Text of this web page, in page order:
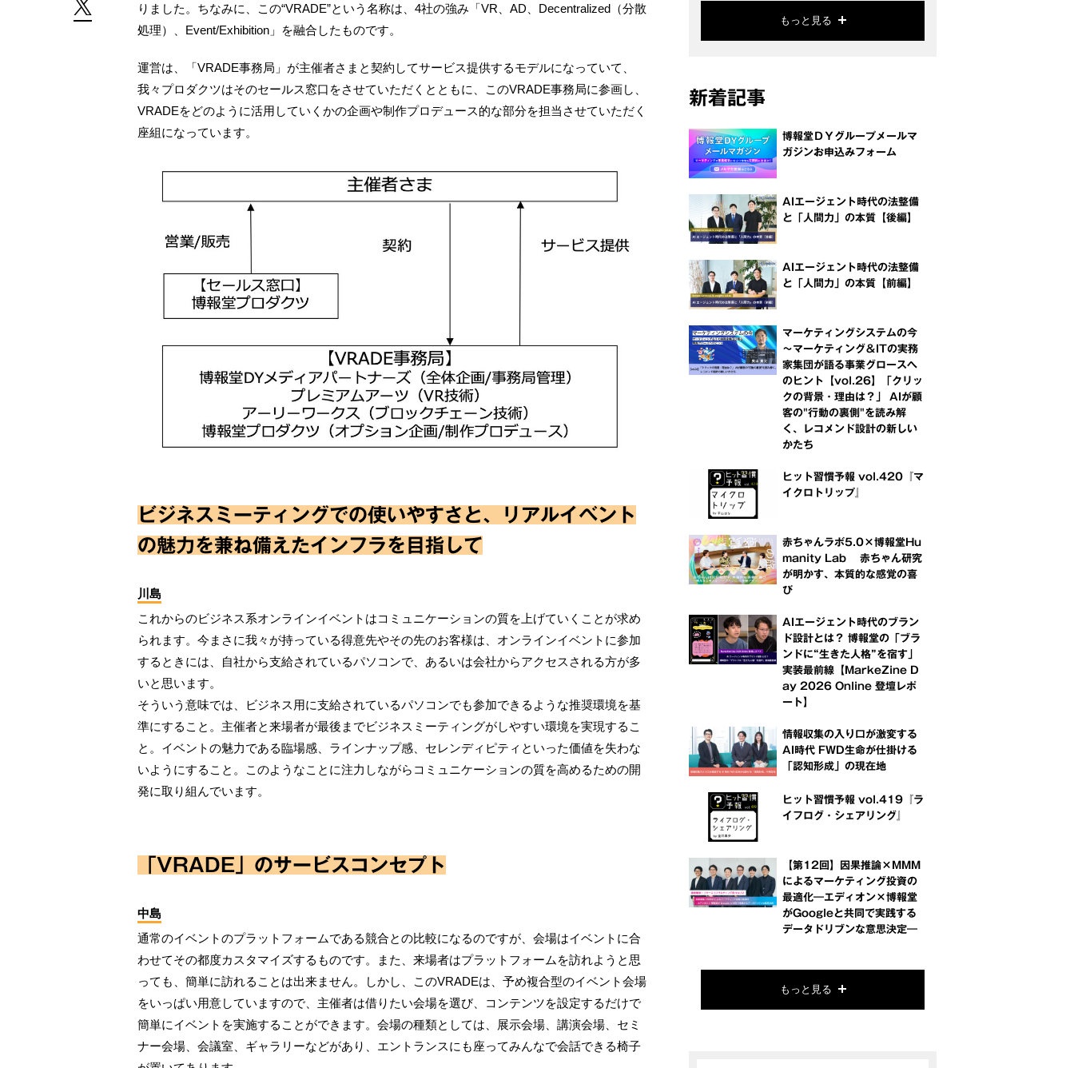
りました。ちなみに、この“VRADE”という名称は、4社の強み「VR、AD、Decentralized（分散
処理）、Event/Exhibition」を融合したものです。
運営は、「VRADE事務局」が主催者さまと契約してサービス提供するモデルになっていて、
我々プロダクツはそのセールス窓口をさせていただくとともに、このVRADE事務局に参画し、
VRADEをどのように活用していくかの企画や制作プロデュース的な部分を担当させていただく
座組になっています。
ビジネスミーティングでの使いやすさと、リアルイベント
の魅力を兼ね備えたインフラを目指して
川島
これからのビジネス系オンラインイベントはコミュニケーションの質を上げていくことが求め
られます。今まさに我々が持っている得意先やその先のお客様は、オンラインイベントに参加
するときには、自社から支給されているパソコンで、あるいは会社からアクセスされる方が多
いと思います。
そういう意味では、ビジネス用に支給されているパソコンでも参加できるような推奨環境を基
準にすること。主催者と来場者が最後までビジネスミーティングがしやすい環境を実現するこ
と。イベントの魅力である臨場感、ラインナップ感、セレンディピティといった価値を失わな
いようにすること。このようなことに注力しながらコミュニケーションの質を高めるための開
発に取り組んでいます。
「VRADE」のサービスコンセプト
中島
通常のイベントのプラットフォームである競合との比較になるのですが、会場はイベントに合
わせてその都度カスタマイズするものです。また、来場者はプラットフォームを訪れようと思
っても、簡単に訪れることは出来ません。しかし、このVRADEは、予め複合型のイベント会場
をいっぱい用意していますので、主催者は借りたい会場を選び、コンテンツを設定するだけで
簡単にイベントを実施することができます。会場の種類としては、展示会場、講演会場、セミ
ナー会場、会議室、ギャラリーなどがあり、エントランスにも座ってみんなで会話できる椅子
もっと見る
新着記事
博報堂ＤＹグループメールマ
ガジンお申込みフォーム
AIエージェント時代の法整備
と「人間力」の本質【後編】
AIエージェント時代の法整備
と「人間力」の本質【前編】
マーケティングシステムの今
～マーケティング＆ITの実務
家集団が語る事業グロースへ
のヒント【vol.26】「クリッ
クの背景・理由は？」 AIが顧
客の"行動の裏側"を読み解
く、レコメンド設計の新しい
かたち
ヒット習慣予報 vol.420『マ
イクロトリップ』
赤ちゃんラボ5.0×博報堂Hu
manity Lab 赤ちゃん研究
が明かす、本質的な感覚の喜
び
AIエージェント時代のブラン
ド設計とは？ 博報堂の「ブラ
ンドに“生きた人格”を宿す」
実装最前線【MarkeZine D
ay 2026 Online 登壇レポ
ート】
情報収集の入り口が激変する
AI時代 FWD生命が仕掛ける
「認知形成」の現在地
ヒット習慣予報 vol.419『ラ
イフログ・シェアリング』
【第12回】因果推論×MMM
によるマーケティング投資の
最適化―エディオン×博報堂
がGoogleと共同で実践する
データドリブンな意思決定―
もっと見る